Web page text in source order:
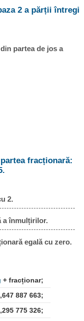
2 a părții întregi
partea de jos a
fracționară:
2.
a înmulțirilor.
egală cu zero.
+ fracționar;
887 663;
775 326;